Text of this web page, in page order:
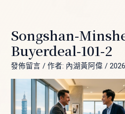
Songshan-
Buyerdeal-101-2
發佈留言 / 作者: 內湖黃阿偉/